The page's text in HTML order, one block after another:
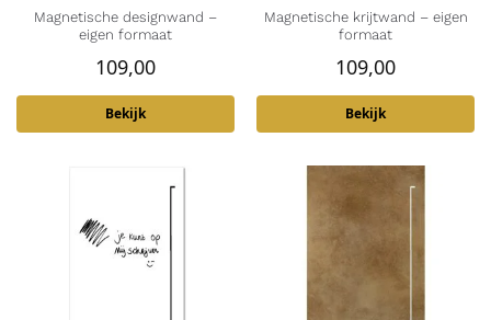
Magnetische designwand –
eigen formaat
109,00
Bekijk
Magnetische krijtwand – eigen
formaat
109,00
Bekijk